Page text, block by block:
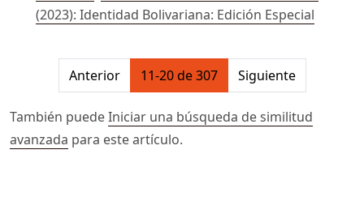
(2023): Identidad Bolivariana: Edición Especial
##issue.pagination##
Anterior 11-20 de 307 Siguiente
También puedeIniciar una búsqueda de similitud
avanzada para este artículo.